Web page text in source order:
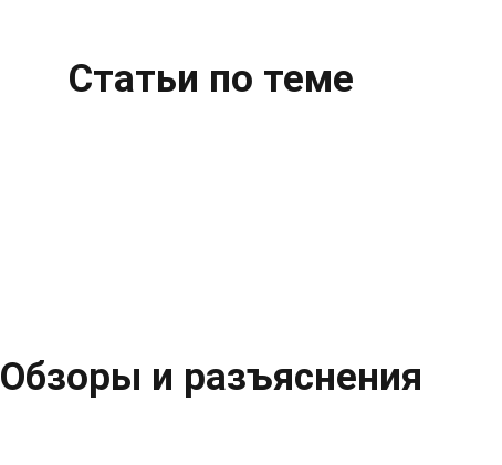
Статьи по теме
Обзоры и разъяснения